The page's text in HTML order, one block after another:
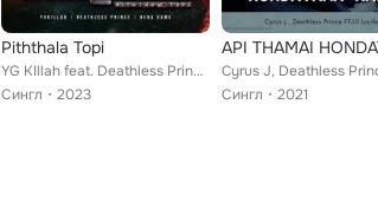
Piththala Topi
YG KIllah feat. Deathless Prince, Beba Rome
Сингл
2023
Сингл
2021